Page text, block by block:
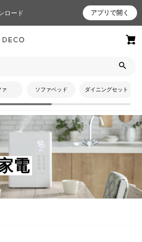
ロード アプリで開く
ァ ソファベッド ダイニングセット
電